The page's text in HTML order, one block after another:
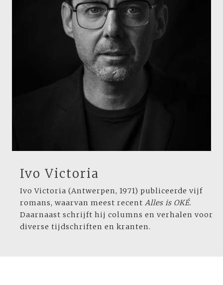
Ivo Victoria
Ivo Victoria (Antwerpen, 1971) publiceerde vijf
romans, waarvan meest recent Alles is OKÉ.
Daarnaast schrijft hij columns en verhalen voor
diverse tijdschriften en kranten.